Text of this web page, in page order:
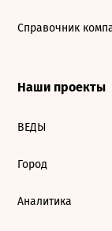
Справочник
Наши проекты
ВЕДЫ
Город
Аналитика